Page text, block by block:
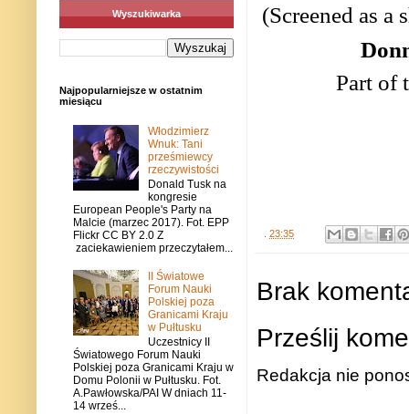
(Screened as
Part of
23:35
Brak
Prześlij
Redakcja nie
Wyszukiwarka
Najpopularniejsze w ostatnim
miesiącu
Włodzimierz
Wnuk: Tani
prześmiewcy
rzeczywistości
Donald Tusk na
kongresie
European People's Party na
Malcie (marzec 2017). Fot. EPP
Flickr CC BY 2.0 Z
zaciekawieniem przeczytałem...
II Światowe
Forum Nauki
Polskiej poza
Granicami Kraju
w Pułtusku
Uczestnicy II
Światowego Forum Nauki
Polskiej poza Granicami Kraju w
Domu Polonii w Pułtusku. Fot.
A.Pawłowska/PAI W dniach 11-
14 wrześ...